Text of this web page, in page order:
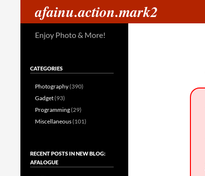
afainu.action.mark2
Enjoy Photo & More!
CATEGORIES
Photography(390)
Gadget(93)
Programming(29)
Miscellaneous(101)
RECENT POSTS IN NEW BLOG:
AFALOGUE